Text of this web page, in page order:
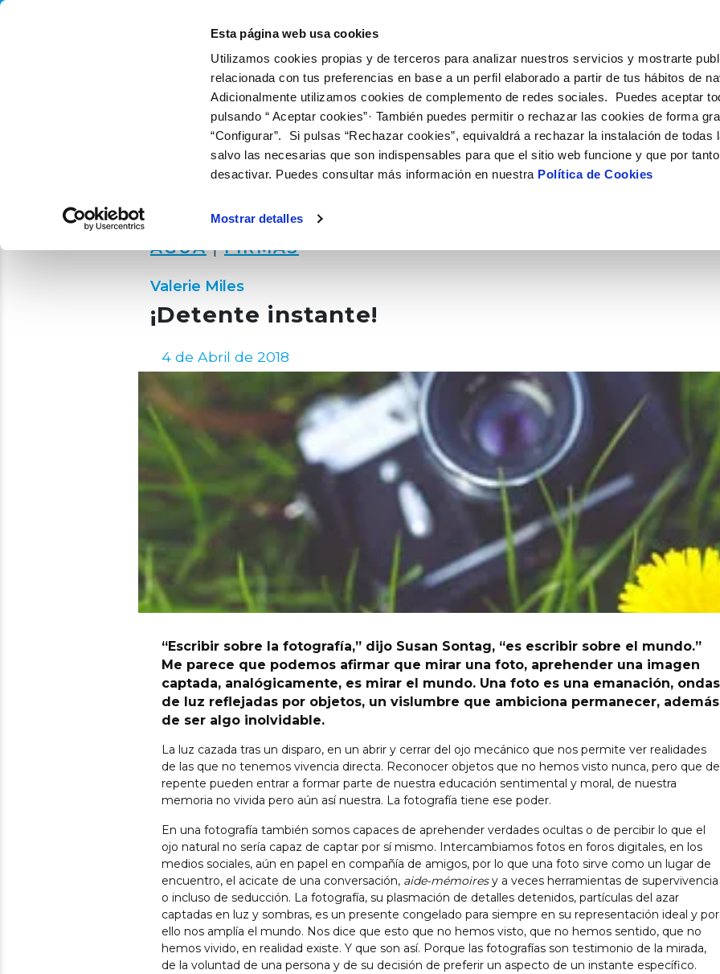
Esta página web usa cookies
Utilizamos cookies propias y de terceros para analizar nuestros servicios y mostrarte
relacionada con tus preferencias en base a un perfil elaborado a partir de tus hábitos de
Adicionalmente utilizamos cookies de complemento de redes sociales. Puedes aceptar
pulsando “ Aceptar cookies”· También puedes permitir o rechazar las cookies de forma
“Configurar”. Si pulsas “Rechazar cookies”, equivaldrá a rechazar la instalación de todas
salvo las necesarias que son indispensables para que el sitio web funcione y que por
desactivar. Puedes consultar más información en nuestra Política de Cookies
Mostrar detalles
AGUA|FIRMAS
Valerie Miles
¡Detente instante!
4 de Abril de 2018
“Escribir sobre la fotografía,” dijo Susan Sontag, “es escribir sobre el mundo.”
Me parece que podemos afirmar que mirar una foto, aprehender una imagen
captada, analógicamente, es mirar el mundo. Una foto es una emanación, ondas
de luz reflejadas por objetos, un vislumbre que ambiciona permanecer, además
de ser algo inolvidable.
La luz cazada tras un disparo, en un abrir y cerrar del ojo mecánico que nos permite ver realidades
de las que no tenemos vivencia directa. Reconocer objetos que no hemos visto nunca, pero que de
repente pueden entrar a formar parte de nuestra educación sentimental y moral, de nuestra
memoria no vivida pero aún así nuestra. La fotografía tiene ese poder.
En una fotografía también somos capaces de aprehender verdades ocultas o de percibir lo que el
ojo natural no sería capaz de captar por sí mismo. Intercambiamos fotos en foros digitales, en los
medios sociales, aún en papel en compañía de amigos, por lo que una foto sirve como un lugar de
encuentro, el acicate de una conversación, aide-mémoiresy a veces herramientas de supervivencia
o incluso de seducción. La fotografía, su plasmación de detalles detenidos, partículas del azar
captadas en luz y sombras, es un presente congelado para siempre en su representación ideal y por
ello nos amplía el mundo. Nos dice que esto que no hemos visto, que no hemos sentido, que no
hemos vivido, en realidad existe. Y que son así. Porque las fotografías son testimonio de la mirada,
de la voluntad de una persona y de su decisión de preferir un aspecto de un instante específico.